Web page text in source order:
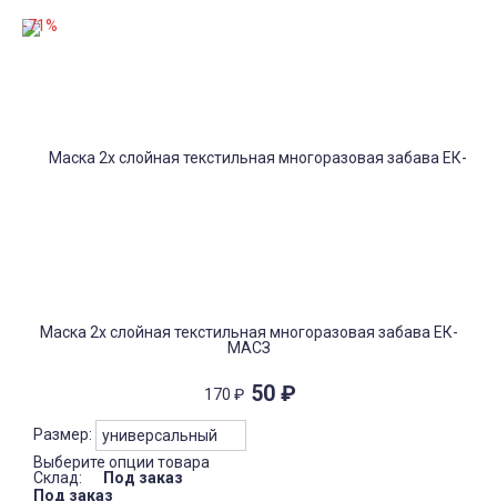
Маска 2х слойная текстильная многоразовая забава ЕК-
МАСЗ
170 ₽ 50 ₽
Размер:
Выберите опции товара
Склад:
Под заказ
Под заказ
-71%